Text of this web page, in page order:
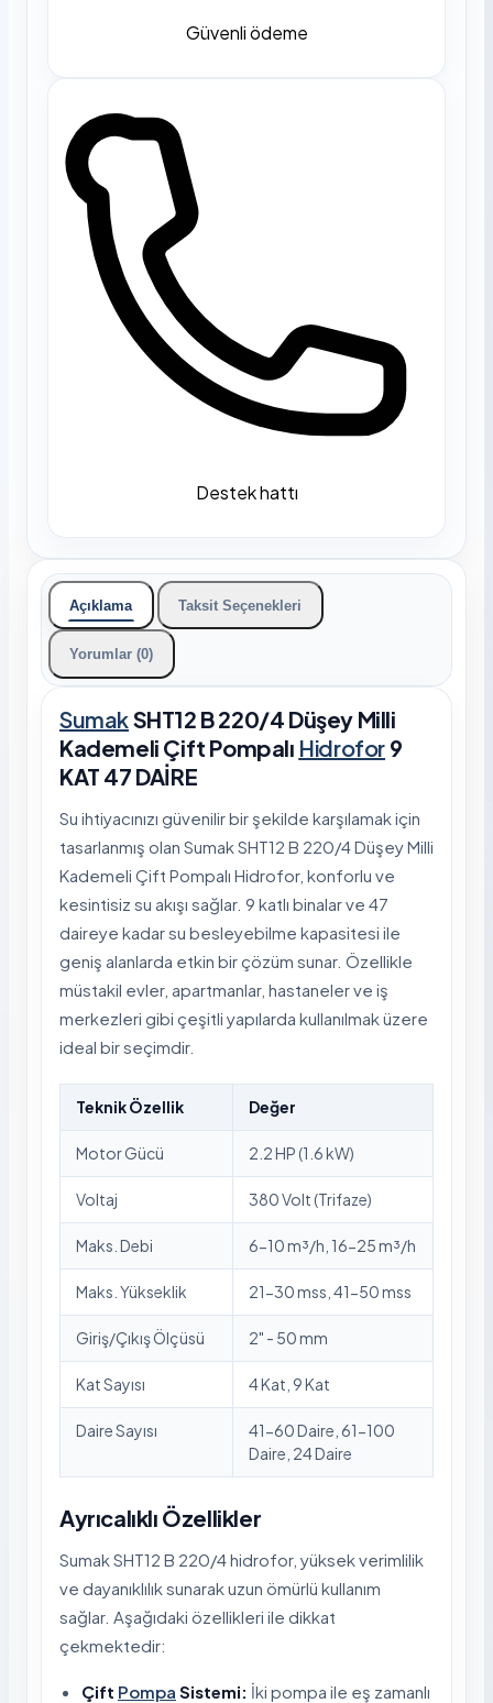
Güvenli ödeme
Destek hattı
Açıklama Taksit Seçenekleri
Yorumlar (0)
SumakSHT12 B 220/4 Düşey Milli
Kademeli Çift Pompalı Hidrofor 9
KAT 47 DAİRE
Su ihtiyacınızı güvenilir bir şekilde karşılamak için
tasarlanmış olan Sumak SHT12 B 220/4 Düşey Milli
Kademeli Çift Pompalı Hidrofor, konforlu ve
kesintisiz su akışı sağlar. 9 katlı binalar ve 47
daireye kadar su besleyebilme kapasitesi ile
geniş alanlarda etkin bir çözüm sunar. Özellikle
müstakil evler, apartmanlar, hastaneler ve iş
merkezleri gibi çeşitli yapılarda kullanılmak üzere
ideal bir seçimdir.
Teknik Özellik Değer
Motor Gücü 2.2 HP (1.6 kW)
Voltaj 380 Volt (Trifaze)
Maks. Debi 6-10 m³/h, 16-25 m³/h
Maks. Yükseklik 21-30 mss, 41-50 mss
Giriş/Çıkış Ölçüsü 2" - 50 mm
Kat Sayısı 4 Kat, 9 Kat
Daire Sayısı
41-60 Daire, 61-100
Daire, 24 Daire
Ayrıcalıklı Özellikler
Sumak SHT12 B 220/4 hidrofor, yüksek verimlilik
ve dayanıklılık sunarak uzun ömürlü kullanım
sağlar. Aşağıdaki özellikleri ile dikkat
çekmektedir:
Çift Pompa Sistemi: İki pompa ile eş zamanlı